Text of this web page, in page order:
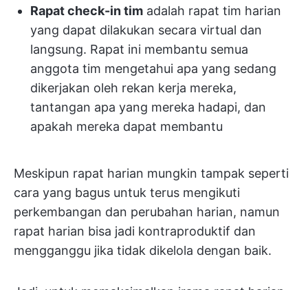
Rapat check-in tim adalah rapat tim harian
yang dapat dilakukan secara virtual dan
langsung. Rapat ini membantu semua
anggota tim mengetahui apa yang sedang
dikerjakan oleh rekan kerja mereka,
tantangan apa yang mereka hadapi, dan
apakah mereka dapat membantu
Meskipun rapat harian mungkin tampak seperti
cara yang bagus untuk terus mengikuti
perkembangan dan perubahan harian, namun
rapat harian bisa jadi kontraproduktif dan
mengganggu jika tidak dikelola dengan baik.